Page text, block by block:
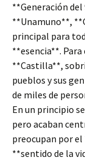
**Generación
**Unamuno**,
principal para
**esencia**.
**Castilla**,
pueblos y sus
de miles de
En un principio
pero acaban
preocupan por
**sentido de la